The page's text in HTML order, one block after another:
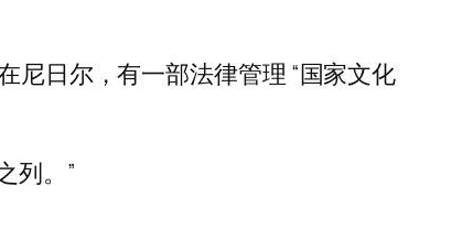
尼日尔，有一部法律管理 “国家文化
列。”